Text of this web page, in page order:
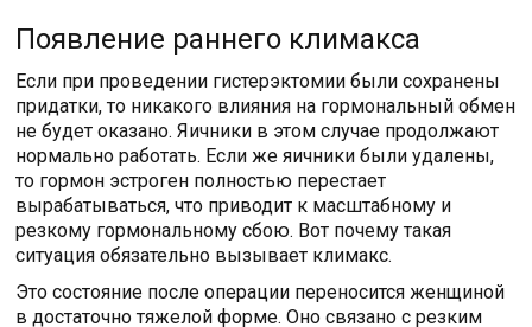
Появление раннего климакса
Если при проведении гистерэктомии были сохранены
придатки, то никакого влияния на гормональный обмен
не будет оказано. Яичники в этом случае продолжают
нормально работать. Если же яичники были удалены,
то гормон эстроген полностью перестает
вырабатываться, что приводит к масштабному и
резкому гормональному сбою. Вот почему такая
ситуация обязательно вызывает климакс.
Это состояние после операции переносится женщиной
в достаточно тяжелой форме. Оно связано с резким